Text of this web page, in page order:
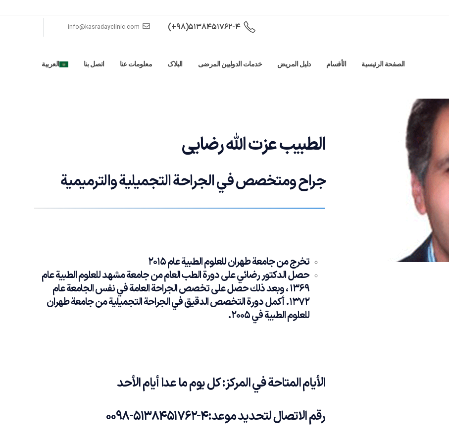
5138451762-4(98+)
info@kasradayclinic.com
الصفحة الرئيسية الأقسام دليل المريض خدمات الدوليين المرضى البلاک معلومات عنا اتصل بنا العربية
الطبیب عزت الله رضایی
جراح ومتخصص في الجراحة التجميلية والترميمية
تخرج من جامعة طهران للعلوم الطبية عام 2015
حصل الدكتور رضائي على دورة الطب العام من جامعة مشهد للعلوم الطبية عام
1369 ، وبعد ذلك حصل على تخصص الجراحة العامة في نفس الجامعة عام
1372. أكمل دورة التخصص الدقيق في الجراحة التجميلية من جامعة طهران
للعلوم الطبية في 2005.
الأيام المتاحة في المركز: كل يوم ما عدا أيام الأحد
رقم الاتصال لتحديد موعد:4-5138451762-0098